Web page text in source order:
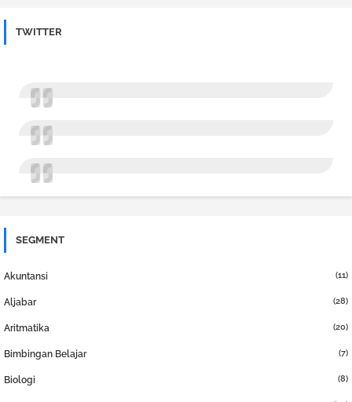
TWITTER
SEGMENT
Akuntansi (11)
Aljabar (28)
Aritmatika (20)
Bimbingan Belajar (7)
Biologi (8)